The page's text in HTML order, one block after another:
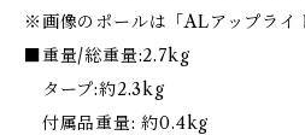
※画像のポールは「ALアップライ
■重量/総重量:2.7kg
タープ:約2.3kg
付属品重量: 約0.4kg